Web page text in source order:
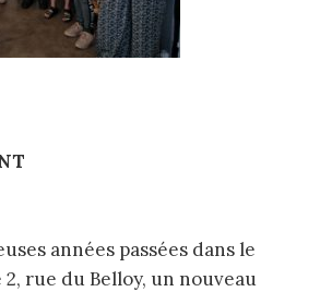
années passées dans le
rue du Belloy, un nouveau